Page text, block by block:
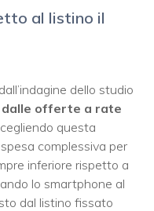
al listino il
dello studio
offerte a rate
questa
complessiva per
inferiore rispetto a
lo smartphone al
dal listino fissato